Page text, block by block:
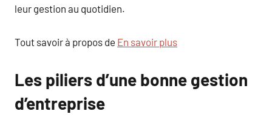
leur gestion au quotidien.
Tout savoir à propos de En savoir plus
Les piliers d’une bonne gestion
d’entreprise